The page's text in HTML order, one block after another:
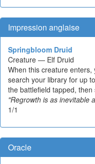
Impression anglaise
Springbloom Druid
Creature — Elf Druid
When this creature
search your library for up
the battlefield tapped, then
"Regrowth is as inevitable
1/1
Oracle